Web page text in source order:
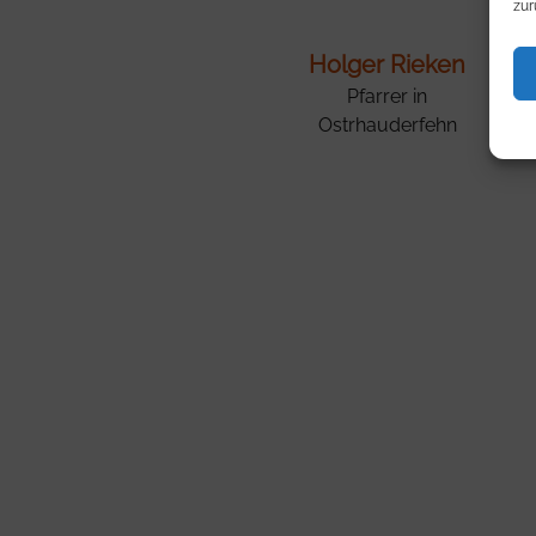
Holger Rieken
Pfarrer in
Ostrhauderfehn